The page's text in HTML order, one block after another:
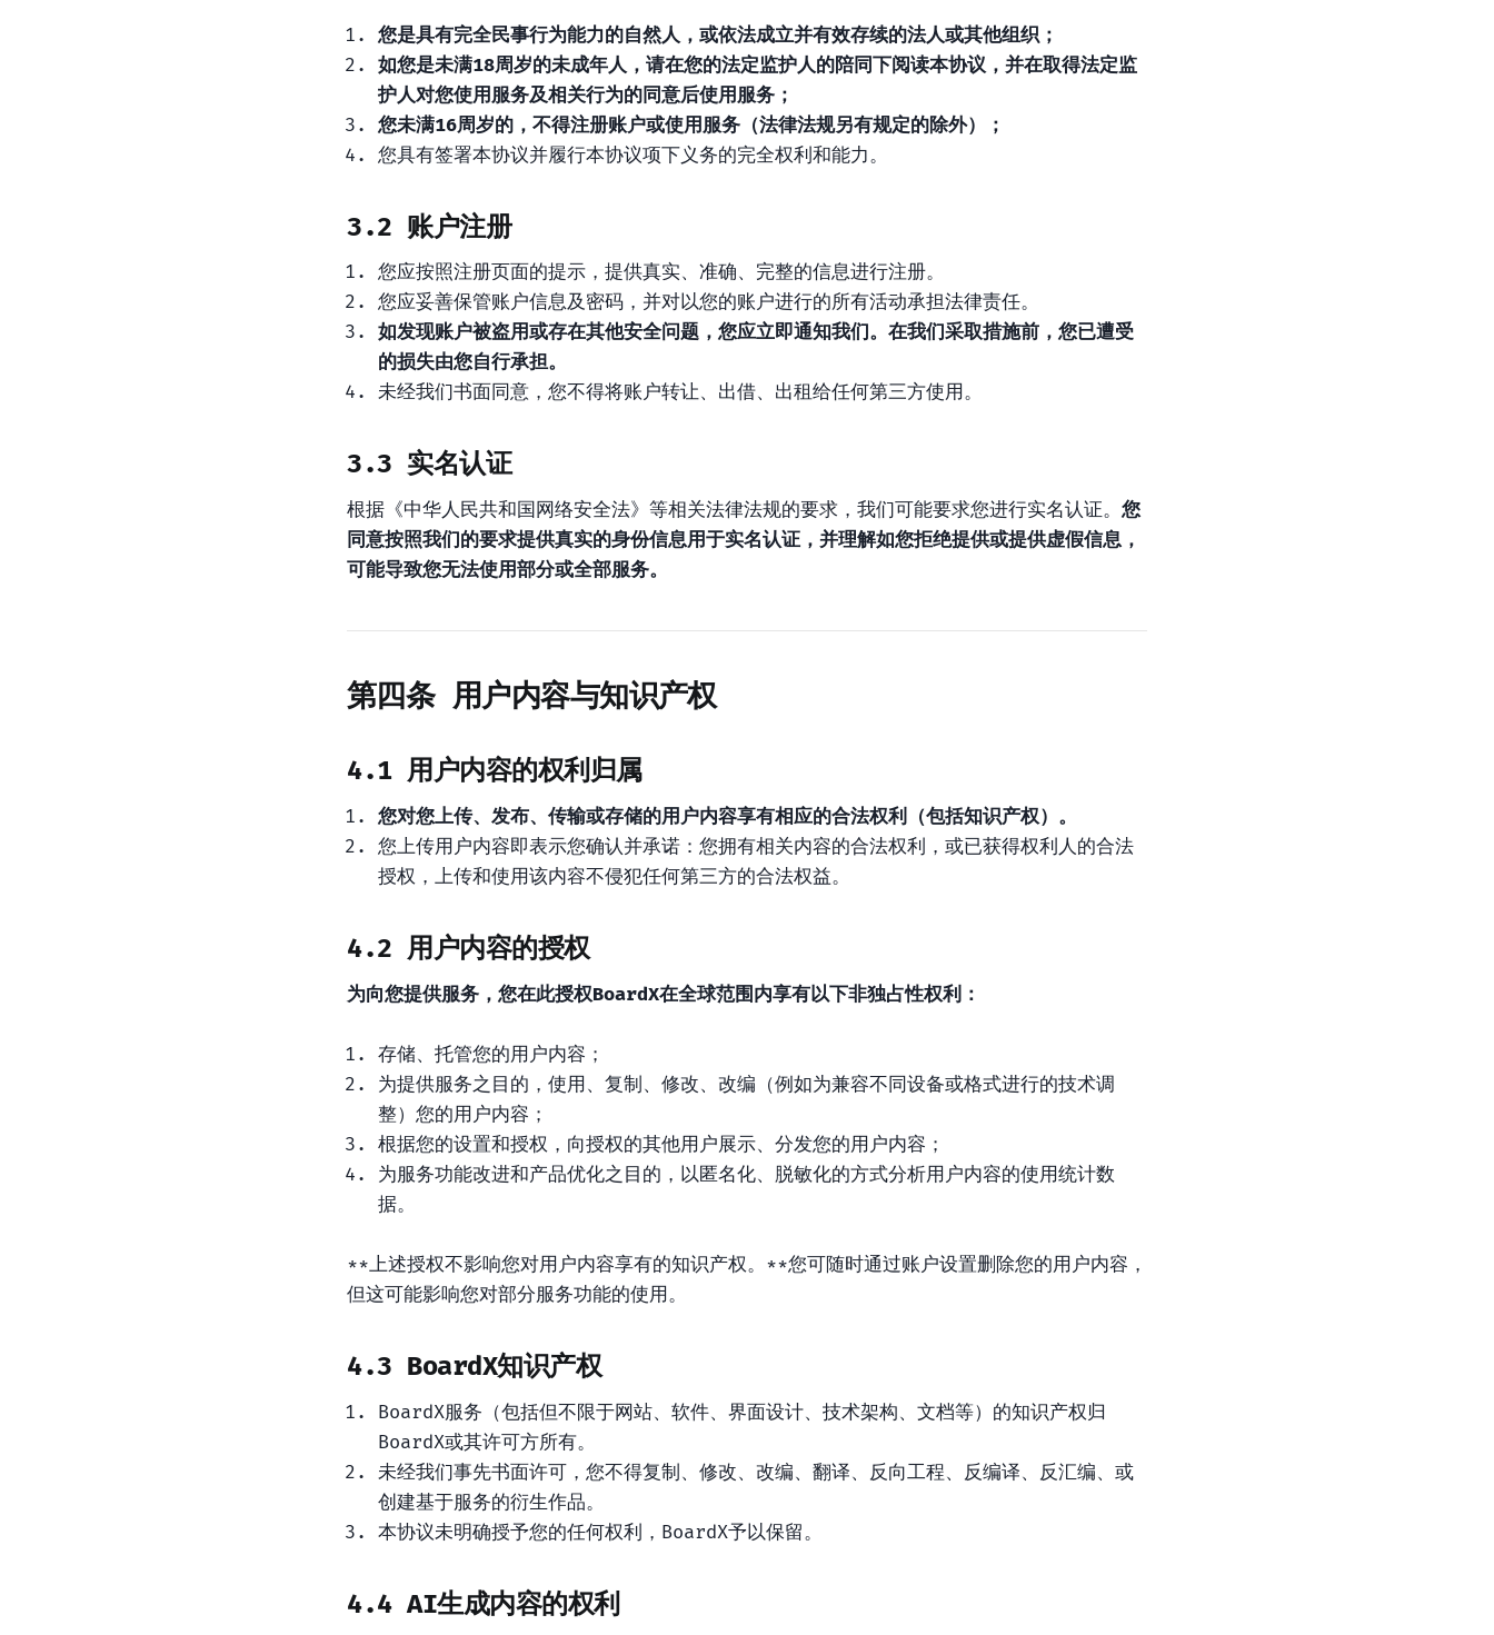
您是具有完全民事行为能力的自然人，或依法成立并有效存续的法人或其他组织；
如您是未满18周岁的未成年人，请在您的法定监护人的陪同下阅读本协议，并在取得法定监
护人对您使用服务及相关行为的同意后使用服务；
您未满16周岁的，不得注册账户或使用服务（法律法规另有规定的除外）；
您具有签署本协议并履行本协议项下义务的完全权利和能力。
3.2 账户注册
您应按照注册页面的提示，提供真实、准确、完整的信息进行注册。
您应妥善保管账户信息及密码，并对以您的账户进行的所有活动承担法律责任。
如发现账户被盗用或存在其他安全问题，您应立即通知我们。在我们采取措施前，您已遭受
的损失由您自行承担。
未经我们书面同意，您不得将账户转让、出借、出租给任何第三方使用。
3.3 实名认证
根据《中华人民共和国网络安全法》等相关法律法规的要求，我们可能要求您进行实名认证。 您
同意按照我们的要求提供真实的身份信息用于实名认证，并理解如您拒绝提供或提供虚假信息，
可能导致您无法使用部分或全部服务。
第四条 用户内容与知识产权
4.1 用户内容的权利归属
您对您上传、发布、传输或存储的用户内容享有相应的合法权利（包括知识产权）。
您上传用户内容即表示您确认并承诺：您拥有相关内容的合法权利，或已获得权利人的合法
授权，上传和使用该内容不侵犯任何第三方的合法权益。
4.2 用户内容的授权
为向您提供服务，您在此授权BoardX在全球范围内享有以下非独占性权利：
存储、托管您的用户内容；
为提供服务之目的，使用、复制、修改、改编（例如为兼容不同设备或格式进行的技术调
整）您的用户内容；
根据您的设置和授权，向授权的其他用户展示、分发您的用户内容；
为服务功能改进和产品优化之目的，以匿名化、脱敏化的方式分析用户内容的使用统计数
据。
**上述授权不影响您对用户内容享有的知识产权。**您可随时通过账户设置删除您的用户内容，
但这可能影响您对部分服务功能的使用。
4.3 BoardX知识产权
BoardX服务（包括但不限于网站、软件、界面设计、技术架构、文档等）的知识产权归
BoardX或其许可方所有。
未经我们事先书面许可，您不得复制、修改、改编、翻译、反向工程、反编译、反汇编、或
创建基于服务的衍生作品。
本协议未明确授予您的任何权利，BoardX予以保留。
4.4 AI生成内容的权利